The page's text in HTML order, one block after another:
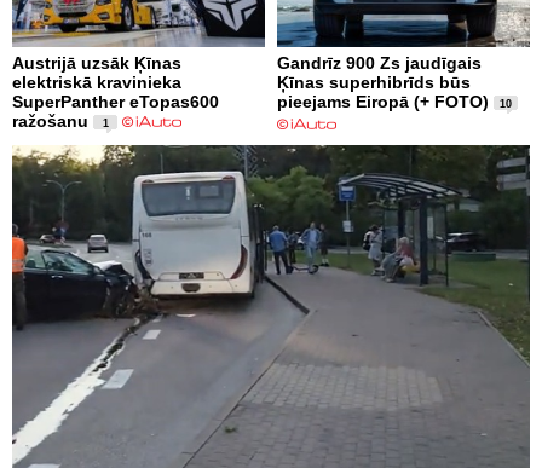
Austrijā uzsāk Ķīnas
elektriskā kravinieka
SuperPanther eTopas600
ražošanu
1
Gandrīz 900 Zs jaudīgais
Ķīnas superhibrīds būs
pieejams Eiropā (+ FOTO)
10